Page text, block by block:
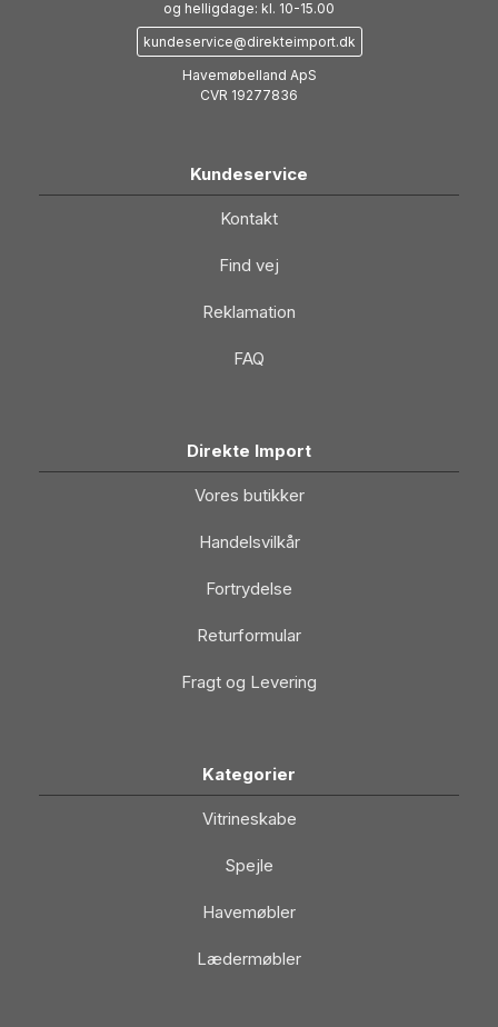
og helligdage: kl. 10-15.00
kundeservice@direkteimport.dk
Havemøbelland ApS
CVR 19277836
Kundeservice
Kontakt
Find vej
Reklamation
FAQ
Direkte Import
Vores butikker
Handelsvilkår
Fortrydelse
Returformular
Fragt og Levering
Kategorier
Vitrineskabe
Spejle
Havemøbler
Lædermøbler